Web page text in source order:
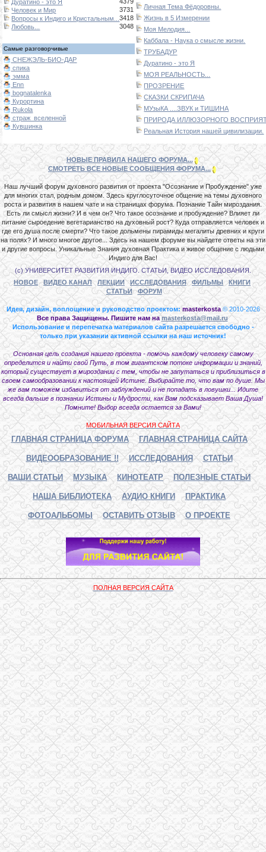
Дуратино - это Я
Человек и Мир
3731
Вопросы к Индиго и Кристальным...3418
Любовь...
3048
Личная Тема Фёдоровны.
Жизнь в 5 Измерении
Моя Мелодия...
Каббала - Наука о смысле жизни.
ТРУБАДУР
Дуратино - это Я
МОЯ РЕАЛЬНОСТЬ...
ПРОЗРЕНИЕ
СКАЗКИ СКРИПАЧА
МУзыКА ....ЗВУК и ТИШИНА
ПРИРОДА ИЛЛЮЗОРНОГО
Реальная История нашей цивилизации.
Самые разговорчивые
СНЕЖЭЛЬ-БИО-ДАР
спика
эмма
Enn
bognatalenka
Курортина
Rukola
страж_вселенной
Кувшинка
НОВЫЕ ПРАВИЛА НАШЕГО ФОРУМА...
СМОТРЕТЬ ВСЕ НОВЫЕ СООБЩЕНИЯ ФОРУМА...
Наш лучший форум духовного развития от проекта "Осознание и Пробуждение" уже
для многих стал, родным домом. Здесь круглосуточное общение на темы духовного
роста и развития в нашем чате и на страницах форума. Познание Тайн мироздания.
Есть ли смысл жизни? И в чем он? Что такое осознание и пробуждение? Влияет ли
питание сыроедение вегетарианство на духовный рост? Куда отправляется человек и
где его душа после смерти? Что такое дольмены пирамиды мегалиты древних и круги
на полях? И много многое другое... Здесь на нашем форуме вы найдете ответы на эти
и другие вопросы. Уникальные Знания духовная Практика и живое общение с людьми
Индиго для Вас!
(с) УНИВЕРСИТЕТ РАЗВИТИЯ ИНДИГО. СТАТЬИ, ВИДЕО ИССЛЕДОВАНИЯ.
НОВОЕ
ВИДЕО КАНАЛ ЛЕКЦИИ ИССЛЕДОВАНИЯ ФИЛЬМЫ
КНИГИ
СТАТЬИ
ФОРУМ
Идея, дизайн, воплощение и руководство проектом: masterkosta © 2010-2026
Все права Защищены. Пишите нам наmasterkosta@mail.ru
Использование и перепечатка материалов сайта разрешается свободно -
только при указании активной ссылки на наш источник!
Основная цель создания нашего проекта - помочь каждому человеку самому
определится и найти свой Путь, в том гигантском потоке информации и знаний,
который существует в мироздании с тем, чтобы не запутаться и приблизиться в
своем самообразовании к настоящей Истине. Выбирайте то, что вам по душе. Мы
же вам поможем избавиться от заблуждений и не попадать в ловушки... Идите
всегда дальше в познании Истины и Мудрости, как Вам подсказывает Ваша Душа!
Помните! Выбор всегда остается за Вами!
МОБИЛЬНАЯ ВЕРСИЯ САЙТА
ГЛАВНАЯ СТРАНИЦА ФОРУМА ГЛАВНАЯ СТРАНИЦА САЙТА
ВИДЕООБРАЗОВАНИЕ !! ИССЛЕДОВАНИЯ СТАТЬИ
ВАШИ СТАТЬИ МУЗЫКА КИНОТЕАТР ПОЛЕЗНЫЕ СТАТЬИ
НАША БИБЛИОТЕКА АУДИО КНИГИ ПРАКТИКА
ФОТОАЛЬБОМЫ ОСТАВИТЬ ОТЗЫВ О ПРОЕКТЕ
ПОЛНАЯ ВЕРСИЯ САЙТА